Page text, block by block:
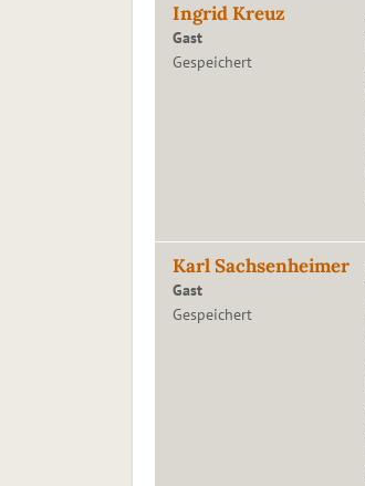
Ingrid Kreuz
Gast
Gespeichert
Karl Sachsenheimer
Gast
Gespeichert